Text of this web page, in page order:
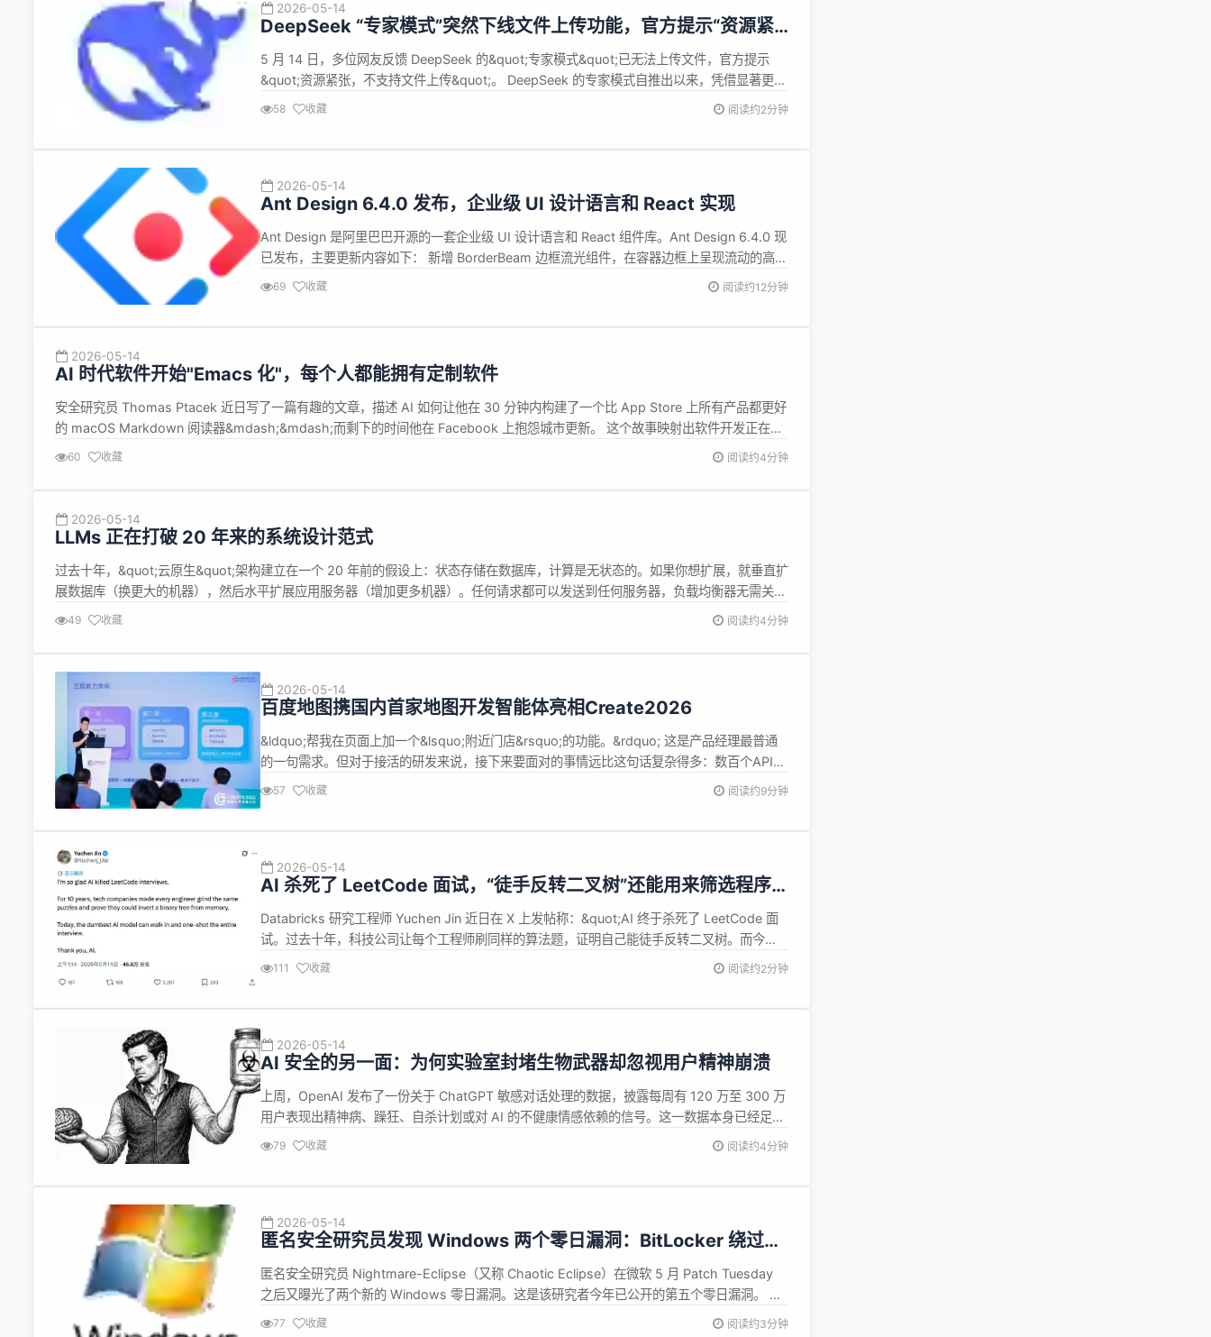
2026-05-14
DeepSeek “专家模式”突然下线文件上传功能，官方提示“资源紧
张”
5 月 14 日，多位网友反馈 DeepSeek 的&quot;专家模式&quot;已无法上传文件，官方提示
&quot;资源紧张，不支持文件上传&quot;。 DeepSeek 的专家模式自推出以来，凭借显著更长
的上下文窗口（128K 对比快速模式的 32K）和深度推理能力，成为处理复杂长文档的首选方
58 收藏 阅读约2分钟
2026-05-14
Ant Design 6.4.0 发布，企业级 UI 设计语言和 React 实现
Ant Design 是阿里巴巴开源的一套企业级 UI 设计语言和 React 组件库。Ant Design 6.4.0 现
已发布，主要更新内容如下： 新增 BorderBeam 边框流光组件，在容器边框上呈现流动的高光
动画效果。#57720 ConfigProvider 新增 Select allowClear 全局配置支持。#56476 @ug-
69 收藏 阅读约12分钟
2026-05-14
AI 时代软件开始"Emacs 化"，每个人都能拥有定制软件
安全研究员 Thomas Ptacek 近日写了一篇有趣的文章，描述 AI 如何让他在 30 分钟内构建了一个比 App Store 上所有产品都更好
的 macOS Markdown 阅读器&mdash;&mdash;而剩下的时间他在 Facebook 上抱怨城市更新。 这个故事映射出软件开发正在发
生的一个深刻变化：AI 时代软件的&quot;Emacs 化...
60 收藏 阅读约4分钟
2026-05-14
LLMs 正在打破 20 年来的系统设计范式
过去十年，&quot;云原生&quot;架构建立在一个 20 年前的假设上：状态存储在数据库，计算是无状态的。如果你想扩展，就垂直扩
展数据库（换更大的机器），然后水平扩展应用服务器（增加更多机器）。任何请求都可以发送到任何服务器，负载均衡器无需关
心，数据库才是唯一真相来源。 但 LLM 和 AI Agent 正在悄悄打破这个假设，让这种架构越来越难用。Zak...
49 收藏 阅读约4分钟
2026-05-14
百度地图携国内首家地图开发智能体亮相Create2026
&ldquo;帮我在页面上加一个&lsquo;附近门店&rsquo;的功能。&rdquo; 这是产品经理最普通
的一句需求。但对于接活的研发来说，接下来要面对的事情远比这句话复杂得多：数百个API，
该用城市检索还是周边检索？JSAPI和WebAPI选哪个？坐标为什么偏了几百米？ 每个问题拆
57 收藏 阅读约9分钟
2026-05-14
AI 杀死了 LeetCode 面试，“徒手反转二叉树”还能用来筛选程序
员吗？
Databricks 研究工程师 Yuchen Jin 近日在 X 上发帖称：&quot;AI 终于杀死了 LeetCode 面
试。过去十年，科技公司让每个工程师刷同样的算法题，证明自己能徒手反转二叉树。而今
天，最弱智的 AI 模型进去就能一次性完成整个面试。谢谢你，AI。&quot; 这条帖子获得了
111 收藏 阅读约2分钟
2026-05-14
AI 安全的另一面：为何实验室封堵生物武器却忽视用户精神崩溃
上周，OpenAI 发布了一份关于 ChatGPT 敏感对话处理的数据，披露每周有 120 万至 300 万
用户表现出精神病、躁狂、自杀计划或对 AI 的不健康情感依赖的信号。这一数据本身已经足够
震撼，但更值得关注的是：生物武器内容会被模型直接拒绝，而用户表达自杀意念时，模型只
79 收藏 阅读约4分钟
2026-05-14
匿名安全研究员发现 Windows 两个零日漏洞：BitLocker 绕过与
SYSTEM 提权
匿名安全研究员 Nightmare-Eclipse（又称 Chaotic Eclipse）在微软 5 月 Patch Tuesday
之后又曝光了两个新的 Windows 零日漏洞。这是该研究者今年已公开的第五个零日漏洞。 第
一个漏洞 YellowKey 可绕过 BitLocker 全磁盘加密。研究者描述这是&quot;他发现的最疯狂的
77 收藏 阅读约3分钟